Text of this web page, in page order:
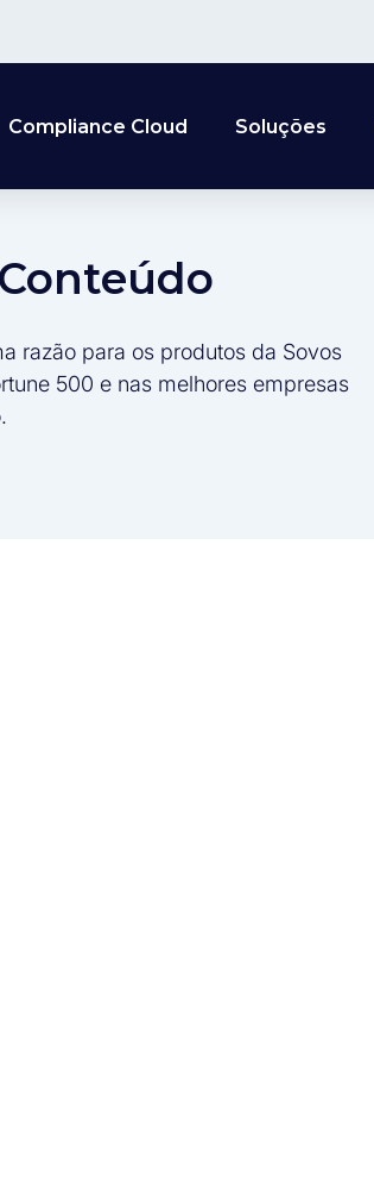
Compliance Cloud Soluções
razão para os produtos da Sovos
500 e nas melhores empresas